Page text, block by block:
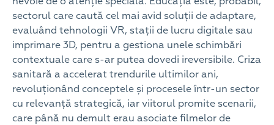
sectorul care caută cel mai avid soluții de adaptare,
evaluând tehnologii VR, stații de lucru digitale sau
imprimare 3D, pentru a gestiona unele schimbări
contextuale care s-ar putea dovedi ireversibile. Criza
sanitară a accelerat trendurile ultimilor ani,
revoluționând conceptele și procesele într-un sector
cu relevanță strategică, iar viitorul promite scenarii,
care până nu demult erau asociate filmelor de